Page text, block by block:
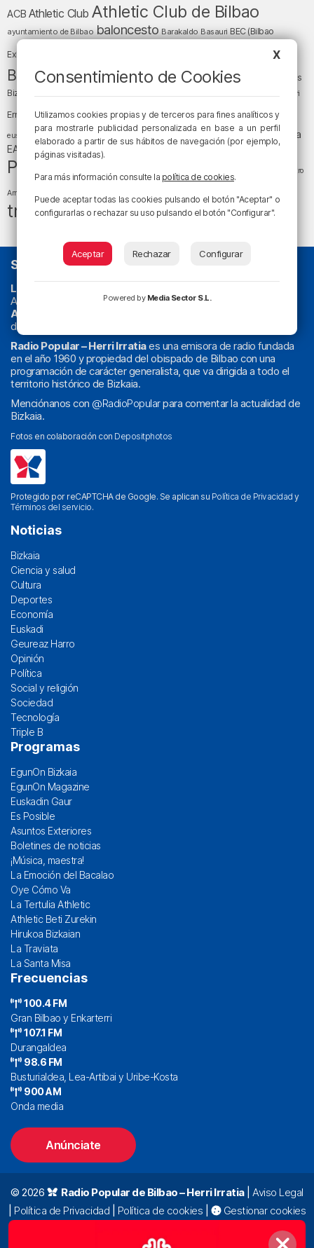
ACB Athletic Club Athletic Club de Bilbao
ayuntamiento de Bilbao baloncesto Barakaldo Basauri BEC (Bilbao
Exhibition Center) Bizkaia
Bizkaia y sus comarcas Copa del Rey cultura
Cáritas
Bizkaia
Enkarterri
Ernesto Valverde Ertzaintza Euskadi (País Vasco)
euskera fiestas fútbol Gobierno vasco juanma jubera LaLiga LaLiga
EA Sports
Liga Endesa música Osakidetza planes
Política Teatro
Arriaga tiempo atmosférico tráfico
tráfico en Bizkaia
SOBRE NOSOTROS
La radio sin cadenas
Actualidad y
podcastdeBilbaoyBizkaia, los partidos del
Athletic
deportes, sociedad, cultura, política, religión y obra social.
Radio Popular – Herri Irratiaes una emisora de radio fundada
en el año 1960 y propiedad del obispado de Bilbao con una
programación de carácter generalista, que va dirigida a todo el
territorio histórico de Bizkaia.
Menciónanos con @RadioPopularpara comentar la actualidad de
Bizkaia.
Fotos en colaboración con Depositphotos
Protegido por reCAPTCHA de Google. Se aplican su Política de Privacidad y
Términos del servicio.
Noticias
Bizkaia
Ciencia y salud
Cultura
Deportes
Economía
Euskadi
Geureaz Harro
Opinión
Política
Social y religión
Sociedad
Tecnología
Triple B
Programas
EgunOn Bizkaia
EgunOn Magazine
Euskadin Gaur
Es Posible
Asuntos Exteriores
Boletines de noticias
¡Música, maestra!
La Emoción del Bacalao
Oye Cómo Va
La Tertulia Athletic
Athletic Beti Zurekin
Hirukoa Bizkaian
La Traviata
La Santa Misa
Frecuencias
100.4 FM
Gran Bilbao y Enkarterri
107.1 FM
Durangaldea
98.6 FM
Busturialdea, Lea-Artibai y Uribe-Kosta
900 AM
Onda media
Anúnciate
© 2026 Radio Popular de Bilbao – Herri Irratia| Aviso Legal
Política de Privacidad Política de cookies
Gestionar cookies
94 423 92 00|
X
Consentimiento de Cookies
Utilizamos cookies propias y de terceros para fines analíticos y
para mostrarle publicidad personalizada en base a un perfil
elaborado a partir de sus hábitos de navegación (por ejemplo,
páginas visitadas).
Para más información consulte la política de cookies.
Puede aceptar todas las cookies pulsando el botón "Aceptar" o
configurarlas o rechazar su uso pulsando el botón "Configurar".
Aceptar Rechazar Configurar
Powered by Media Sector S.L.